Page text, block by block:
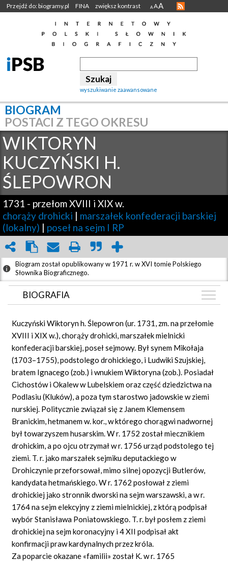
Przejdź do: biogramy.pl FINA zwiększ kontrast A AA
wyszukiwanie zaawansowane
BIOGRAM
POSTACI Z TEGO OKRESU
WIKTORYN
KUCZYŃSKI H.
ŚLEPOWRON
1731 - przełom XVIII i XIX w.
chorąży drohicki | marszałek konfederacji barskiej
(lokalny) | poseł na sejm I RP
Biogram został opublikowany w 1971 r. w XVI tomie Polskiego
Słownika Biograficznego.
BIOGRAFIA
GRAF POWIĄZAŃ
DYSKUSJA
Mapa
Kuczyński Wiktoryn h. Ślepowron (ur. 1731, zm. na przełomie
XVIII i XIX w.), chorąży drohicki, marszałek mielnicki
konfederacji barskiej, poseł sejmowy. Był synem Mikołaja
(1703–1755), podstolego drohickiego, i Ludwiki Szujskiej,
bratem Ignacego (zob.) i wnukiem Wiktoryna (zob.). Posiadał
Cichostów i Okalew w Lubelskiem oraz część dziedzictwa na
Podlasiu (Kluków), a poza tym starostwo jadowskie w ziemi
nurskiej. Politycznie związał się z Janem Klemensem
Branickim, hetmanem w. kor., w którego chorągwi nadwornej
był towarzyszem husarskim. W r. 1752 został miecznikiem
drohickim, a po ojcu otrzymał w r. 1756 urząd podstolego tej
ziemi. T. r. jako marszałek sejmiku deputackiego w
Drohiczynie przeforsował, mimo silnej opozycji Butlerów,
kandydata hetmańskiego. W r. 1762 posłował z ziemi
drohickiej jako stronnik dworski na sejm warszawski, a w r.
1764 na sejm elekcyjny z ziemi mielnickiej, z którą podpisał
wybór Stanisława Poniatowskiego. T. r. był posłem z ziemi
drohickiej na sejm koronacyjny i 4 XII podpisał akt
konfirmacji praw kardynalnych przez króla.
Za poparcie okazane «familii» został K. w r. 1765